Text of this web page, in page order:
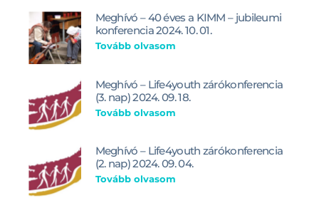
Meghívó – 40 éves a KIMM – jubileumi
konferencia 2024. 10. 01.
Tovább olvasom
Meghívó – Life4youth zárókonferencia
(3. nap) 2024. 09. 18.
Tovább olvasom
Meghívó – Life4youth zárókonferencia
(2. nap) 2024. 09. 04.
Tovább olvasom